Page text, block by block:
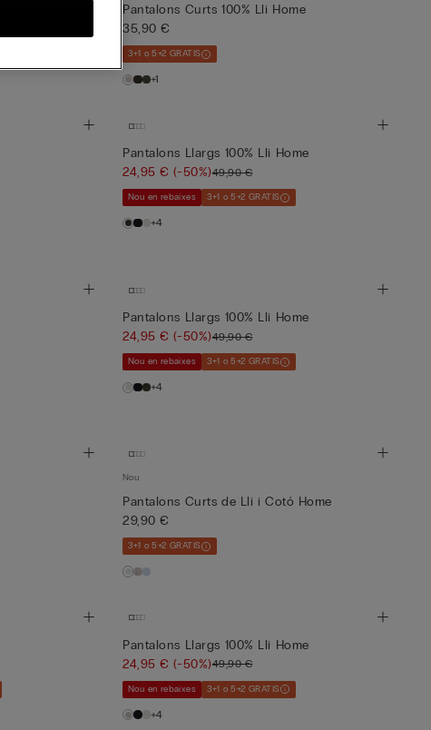
Pantalons Curts 100% Lli Home
35,90 €
3+1 o 5+2 GRATIS
+1
Pantalons Llargs 100% Lli Home
24,95 €(-50%)49,90 €
Nou en rebaixes 3+1 o 5+2 GRATIS
+4
Pantalons Llargs 100% Lli Home
24,95 €(-50%)49,90 €
Nou en rebaixes 3+1 o 5+2 GRATIS
+4
Nou
Pantalons Curts de Lli i Cotó Home
29,90 €
3+1 o 5+2 GRATIS
Pantalons Llargs 100% Lli Home
24,95 €(-50%)49,90 €
Nou en rebaixes 3+1 o 5+2 GRATIS
+4